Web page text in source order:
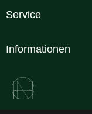
Service
Informationen